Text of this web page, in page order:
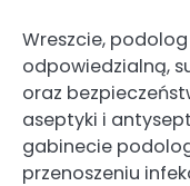
Wreszcie,
odpowiedzialną,
oraz
aseptyki i
gabinecie
przenoszeniu